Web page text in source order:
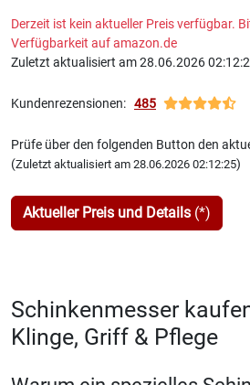
Derzeit ist kein aktueller Preis verfügbar.
Verfügbarkeit auf amazon.de
Zuletzt aktualisiert am 28.06.2026
Kundenrezensionen: 485
Prüfe über den folgenden Button den
(Zuletzt aktualisiert am 28.06.2026 02:12:25)
Aktueller Preis und Details (*)
Schinkenmesser
Klinge, Griff & Pflege